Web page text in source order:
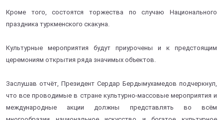
Кроме того, состоятся торжества по случаю Национального
праздника туркменского скакуна.
Культурные мероприятия будут приурочены и к предстоящим
церемониям открытия ряда значимых объектов.
Заслушав отчёт, Президент Сердар Бердымухамедов подчеркнул,
что все проводимые в стране культурно-массовые мероприятия и
международные акции должны представлять во всём